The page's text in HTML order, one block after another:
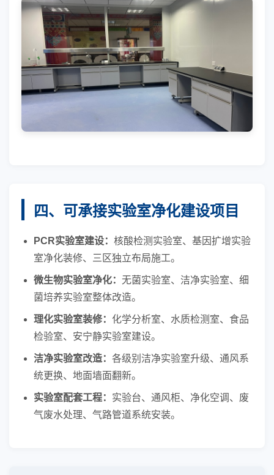
四、可承接实验室净化建设项目
PCR实验室建设： 核酸检测实验室、基因扩增实验
室净化装修、三区独立布局施工。
微生物实验室净化： 无菌实验室、洁净实验室、细
菌培养实验室整体改造。
理化实验室装修： 化学分析室、水质检测室、食品
检验室、安宁静实验室建设。
洁净实验室改造： 各级别洁净实验室升级、通风系
统更换、地面墙面翻新。
实验室配套工程： 实验台、通风柜、净化空调、废
气废水处理、气路管道系统安装。